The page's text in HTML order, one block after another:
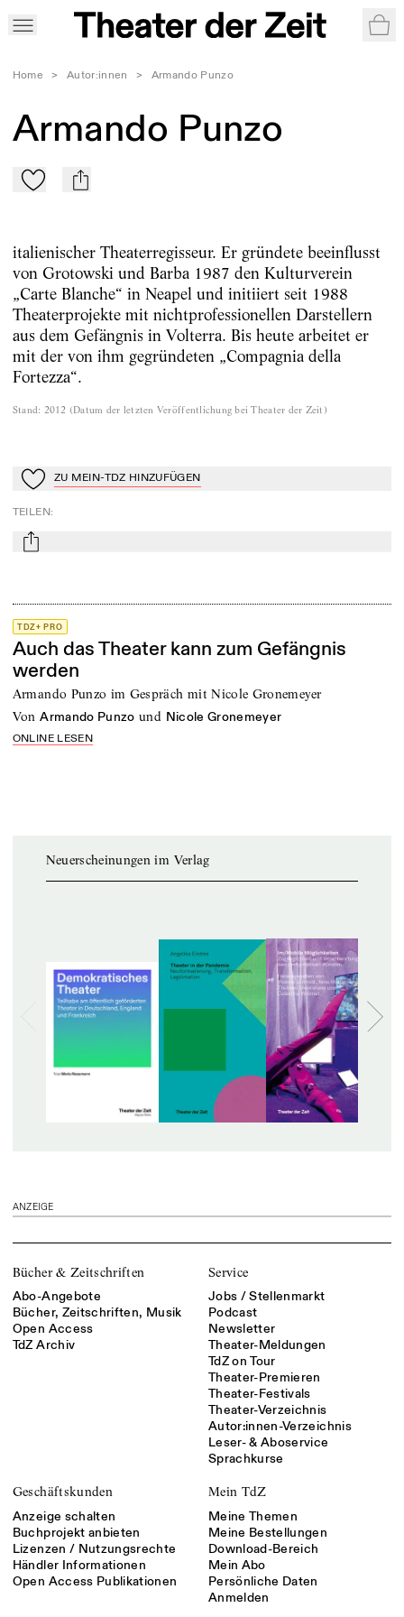
Home > Autor:innen > Armando Punzo
Armando Punzo
Zu Mein-TdZ hinzufügen
mail
italienischer Theaterregisseur. Er gründete beeinflusst
von Grotowski und Barba 1987 den Kulturverein
„Carte Blanche“ in Neapel und initiiert seit 1988
Theaterprojekte mit nichtprofessionellen Darstellern
aus dem Gefängnis in Volterra. Bis heute arbeitet er
mit der von ihm gegründeten „Compagnia della
Fortezza“.
Stand: 2012 (Datum der letzten Veröffentlichung bei Theater der Zeit )
Zu Mein-TdZ hinzufügen
ZU MEIN-TDZ HINZUFÜGEN
TEILEN:
mail
TDZ+ PRO
Auch das Theater kann zum Gefängnis
werden
Armando Punzo im Gespräch mit Nicole Gronemeyer
von Armando Punzo und Nicole Gronemeyer
ONLINE LESEN
Neuerscheinungen im Verlag
ANZEIGE
Bücher & Zeitschriften
Abo-Angebote
Bücher, Zeitschriften, Musik
Open Access
TdZ Archiv
Service
Jobs / Stellenmarkt
Podcast
Newsletter
Theater-Meldungen
TdZ on Tour
Theater-Premieren
Theater-Festivals
Theater-Verzeichnis
Autor:innen-Verzeichnis
Leser- & Aboservice
Sprachkurse
Geschäftskunden
Anzeige schalten
Buchprojekt anbieten
Lizenzen / Nutzungsrechte
Händler Informationen
Open Access Publikationen
Mein TdZ
Meine Themen
Meine Bestellungen
Download-Bereich
Mein Abo
Persönliche Daten
Anmelden